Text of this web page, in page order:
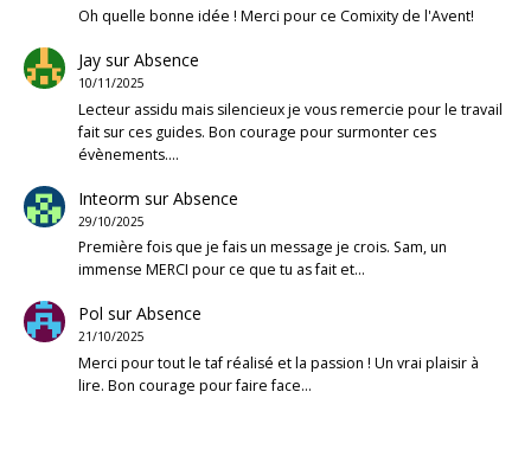
Oh quelle bonne idée ! Merci pour ce Comixity de l'Avent!
JaysurAbsence
10/11/2025
Lecteur assidu mais silencieux je vous remercie pour le travail
fait sur ces guides. Bon courage pour surmonter ces
évènements.…
Inteorm surAbsence
29/10/2025
Première fois que je fais un message je crois. Sam, un
immense MERCI pour ce que tu as fait et…
Pol surAbsence
21/10/2025
Merci pour tout le taf réalisé et la passion ! Un vrai plaisir à
lire. Bon courage pour faire face…